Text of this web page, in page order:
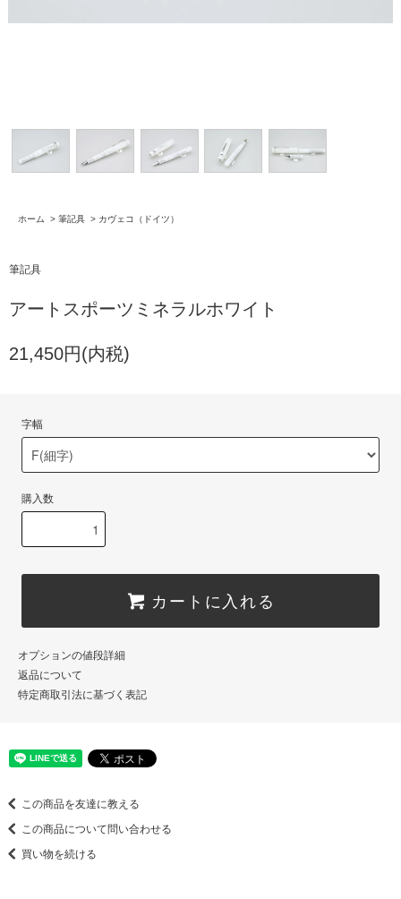
ホーム > 筆記具 > カヴェコ（ドイツ）
筆記具
アートスポーツミネラルホワイト
21,450円(内税)
字幅
購入数
カートに入れる
オプションの値段詳細
返品について
特定商取引法に基づく表記
この商品を友達に教える
この商品について問い合わせる
買い物を続ける